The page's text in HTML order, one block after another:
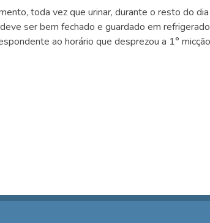
toda vez que urinar, durante o resto do
ser bem fechado e guardado em
ao horário que desprezou a 1°